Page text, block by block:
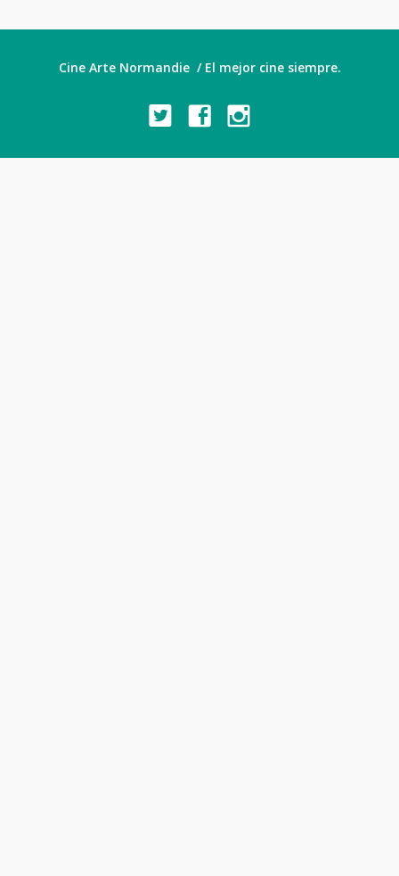
Cine Arte Normandie / El mejor cine siempre.